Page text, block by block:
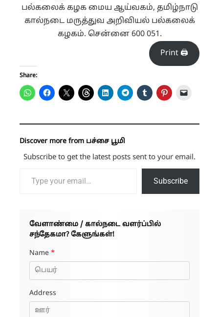
பல்கலைக் கழக மைய ஆய்வகம், தமிழ்நாடு
கால்நடை மருத்துவ அறிவியல் பல்கலைக்
கழகம். சென்னை 600 051.
Print 🖨
Share:
Discover more from பச்சை பூமி
Subscribe to get the latest posts sent to your email.
Subscribe
வேளாண்மை / கால்நடை வளர்ப்பில்
சந்தேகமா? கேளுங்கள்!
Name *
Address